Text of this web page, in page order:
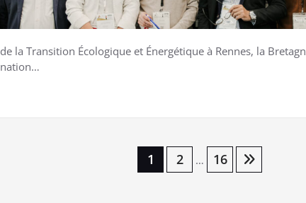
la Transition Écologique et Énergétique à Rennes, la
1 2 … 16